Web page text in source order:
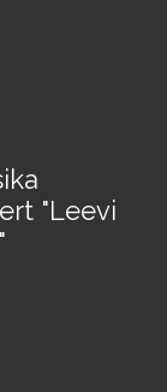
"Leevi